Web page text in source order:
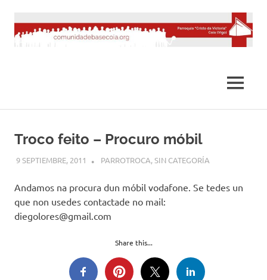
contenido
MENÚ
Troco feito – Procuro móbil
9 SEPTIEMBRE, 2011 DESARROLLO
PARROTROCA,SIN CATEGORÍA
Andamos na procura dun móbil vodafone. Se tedes un
que non usedes contactade no mail:
diegolores@gmail.com
Share this...